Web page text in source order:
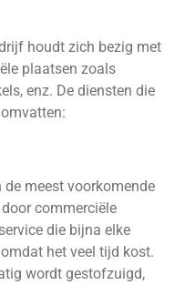
houdt zich bezig met
plaatsen zoals
enz. De diensten die
meest voorkomende
commerciële
die bijna elke
het veel tijd kost.
wordt gestofzuigd,